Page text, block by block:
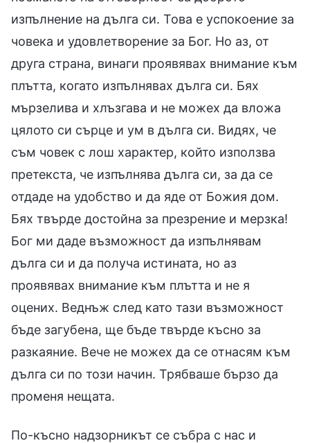
изпълнение на дълга си. Това е успокоение за
човека и удовлетворение за Бог. Но аз, от
друга страна, винаги проявявах внимание към
плътта, когато изпълнявах дълга си. Бях
мързелива и хлъзгава и не можех да вложа
цялото си сърце и ум в дълга си. Видях, че
съм човек с лош характер, който използва
претекста, че изпълнява дълга си, за да се
отдаде на удобство и да яде от Божия дом.
Бях твърде достойна за презрение и мерзка!
Бог ми даде възможност да изпълнявам
дълга си и да получа истината, но аз
проявявах внимание към плътта и не я
оцених. Веднъж след като тази възможност
бъде загубена, ще бъде твърде късно за
разкаяние. Вече не можех да се отнасям към
дълга си по този начин. Трябваше бързо да
променя нещата.
По-късно надзорникът се събра с нас и